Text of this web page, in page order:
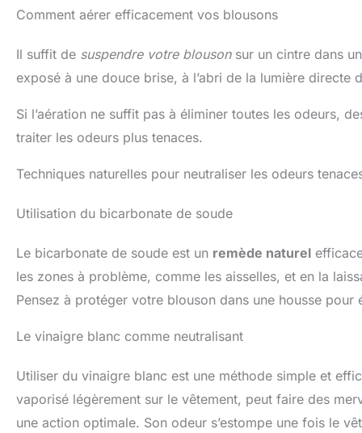
Comment aérer efficacement vos blousons
Il suffit de suspendre votre blousonsur un cintre dans
exposé à une douce brise, à l’abri de la lumière
Si l’aération ne suffit pas à éliminer toutes les odeurs,
traiter les odeurs plus tenaces.
Techniques naturelles pour neutraliser les odeurs
Utilisation du bicarbonate de soude
Le bicarbonate de soude est un remède naturel
les zones à problème, comme les aisselles, et en la
Pensez à protéger votre blouson dans une housse pour
Le vinaigre blanc comme neutralisant
Utiliser du vinaigre blanc est une méthode simple et
vaporisé légèrement sur le vêtement, peut faire des
une action optimale. Son odeur s’estompe une fois le